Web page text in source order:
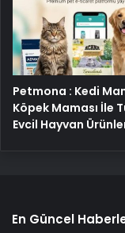
Petmona : Kedi
Köpek Maması İle
Evcil Hayvan
En Güncel